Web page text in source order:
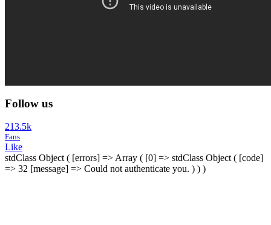
Follow us
213.5k
Fans
Like
stdClass Object ( [errors] => Array ( [0] => stdClass Object ( [code]
=> 32 [message] => Could not authenticate you. ) ) )